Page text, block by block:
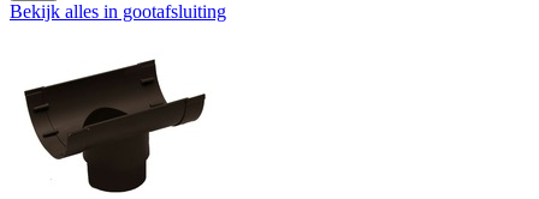
Bekijk alles in gootafsluiting